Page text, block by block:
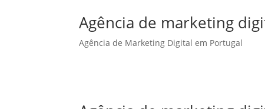
Agência de marketing
Agência de Marketing Digital em Portugal